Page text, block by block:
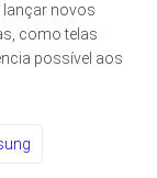
lançar novos
como telas
possível aos